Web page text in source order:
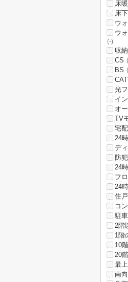
床
床
ウ
ウ
(-)
収
CS
BS
光
イ
オ
TV
宅
24
デ
防
24
フ
24
住
コ
駐
2階
1階
10
20
最
南